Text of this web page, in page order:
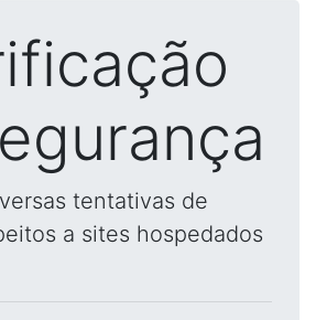
tentativas de
a sites hospedados